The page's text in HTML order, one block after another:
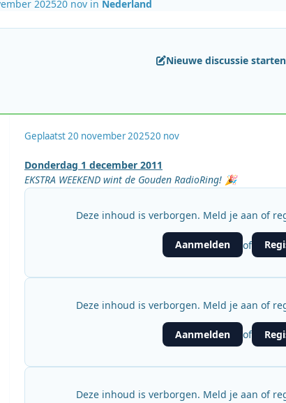
202520 novin Nederland
Nieuwe discussie starten
Geplaatst20 november 202520 nov
Donderdag 1 december 2011
EKSTRA WEEKEND wint de Gouden RadioRing! 🎉
Deze inhoud is verborgen. Meld je aan of
Aanmelden of
Deze inhoud is verborgen. Meld je aan of
Aanmelden of
Deze inhoud is verborgen. Meld je aan of